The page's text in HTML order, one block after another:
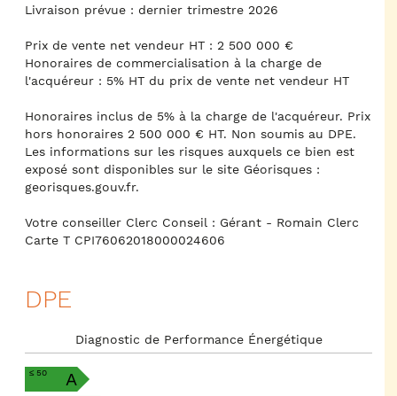
Livraison prévue : dernier trimestre 2026
Prix de vente net vendeur HT : 2 500 000 €
Honoraires de commercialisation à la charge de
l'acquéreur : 5% HT du prix de vente net vendeur HT
Honoraires inclus de 5% à la charge de l'acquéreur. Prix
hors honoraires 2 500 000 € HT. Non soumis au DPE.
Les informations sur les risques auxquels ce bien est
exposé sont disponibles sur le site Géorisques :
georisques.gouv.fr.
Votre conseiller Clerc Conseil : Gérant - Romain Clerc
Carte T CPI76062018000024606
DPE
Diagnostic de Performance Énergétique
≤ 50 A